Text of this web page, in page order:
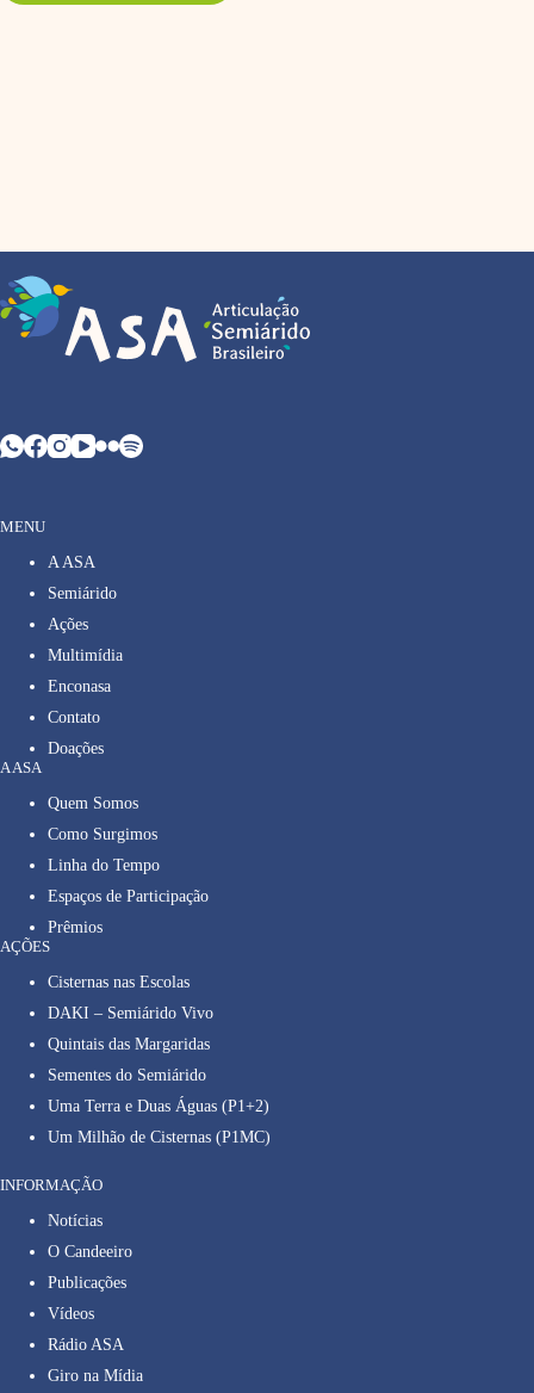
MENU
A ASA
Semiárido
Ações
Multimídia
Enconasa
Contato
Doações
A ASA
Quem Somos
Como Surgimos
Linha do Tempo
Espaços de Participação
Prêmios
AÇÕES
Cisternas nas Escolas
DAKI – Semiárido Vivo
Quintais das Margaridas
Sementes do Semiárido
Uma Terra e Duas Águas (P1+2)
Um Milhão de Cisternas (P1MC)
INFORMAÇÃO
Notícias
O Candeeiro
Publicações
Vídeos
Rádio ASA
Giro na Mídia